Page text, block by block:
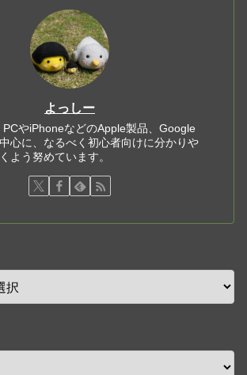
よっしー
PCやiPhoneなどのApple製品、Google
心に、なるべく初心者向けに分かりや
よう努めています。